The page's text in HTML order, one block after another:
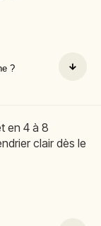
?
en 4 à 8
clair dès le